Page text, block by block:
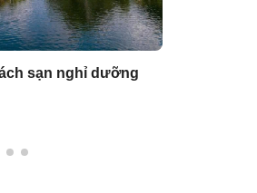
sạn nghỉ dưỡng